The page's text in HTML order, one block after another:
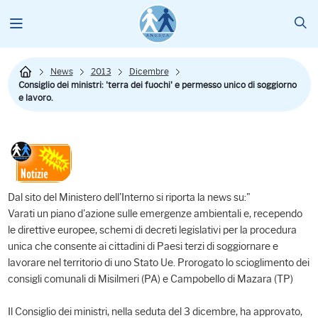
News 2013
Dicembre
Consiglio dei ministri: 'terra dei fuochi' e permesso unico di soggiorno
e lavoro.
Dal sito del Ministero dell'Interno si riporta la news su:"
Varati un piano d'azione sulle emergenze ambientali e, recependo
le direttive europee, schemi di decreti legislativi per la procedura
unica che consente ai cittadini di Paesi terzi di soggiornare e
lavorare nel territorio di uno Stato Ue. Prorogato lo scioglimento dei
consigli comunali di Misilmeri (PA) e Campobello di Mazara (TP)
Il Consiglio dei ministri, nella seduta del 3 dicembre, ha approvato,